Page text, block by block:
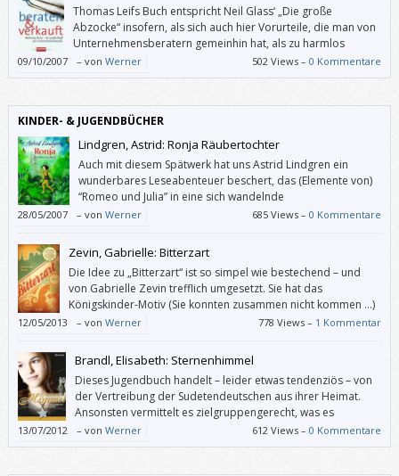
Thomas Leifs Buch entspricht Neil Glass‘ „Die große
Abzocke“ insofern, als sich auch hier Vorurteile, die man von
Unternehmensberatern gemeinhin hat, als zu harmlos
herausstellen.
09/10/2007 – von Werner 502 Views –0 Kommentare
KINDER- & JUGENDBÜCHER
Lindgren, Astrid: Ronja Räubertochter
Auch mit diesem Spätwerk hat uns Astrid Lindgren ein
wunderbares Leseabenteuer beschert, das (Elemente von)
“Romeo und Julia” in eine sich wandelnde
Räubergesellschaft stellt.
28/05/2007 – von Werner 685 Views –0 Kommentare
Zevin, Gabrielle: Bitterzart
Die Idee zu „Bitterzart“ ist so simpel wie bestechend – und
von Gabrielle Zevin trefflich umgesetzt. Sie hat das
Königskinder-Motiv (Sie konnten zusammen nicht kommen …)
in eine Zukunft transferiert, in der die Mafia mit Schokolade
dealt.
12/05/2013 – von Werner 778 Views – 1 Kommentar
Brandl, Elisabeth: Sternenhimmel
Dieses Jugendbuch handelt – leider etwas tendenziös – von
der Vertreibung der Sudetendeutschen aus ihrer Heimat.
Ansonsten vermittelt es zielgruppengerecht, was es
bedeutet, aus der Heimat vertrieben zu werden, und wie es
ist, woanders nicht willkommen zu sein.
13/07/2012 – von Werner 612 Views –0 Kommentare